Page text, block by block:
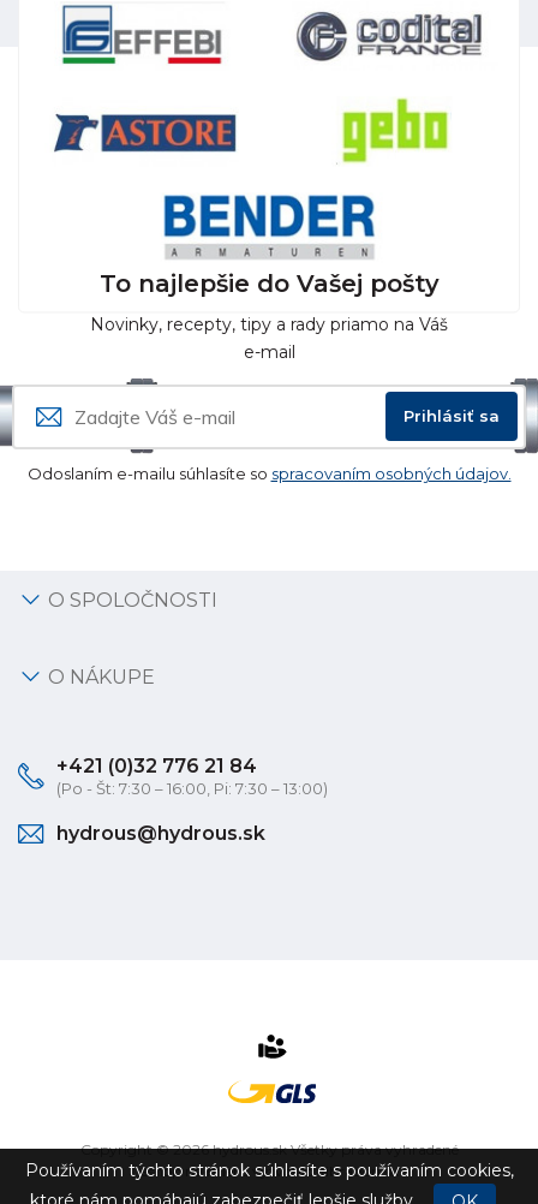
To najlepšie do Vašej pošty
Novinky, recepty, tipy a rady priamo na Váš
e-mail
Prihlásiť sa
Odoslaním e-mailu súhlasíte so spracovaním osobných údajov.
O SPOLOČNOSTI
O NÁKUPE
+421 (0)32 776 21 84
(Po - Št: 7:30 – 16:00, Pi: 7:30 – 13:00)
hydrous@hydrous.sk
Copyright © 2026 hydrous.sk Všetky práva vyhradené
eshop na mieruvytvorilovibration.sk
Používaním týchto stránok súhlasíte s používaním cookies,